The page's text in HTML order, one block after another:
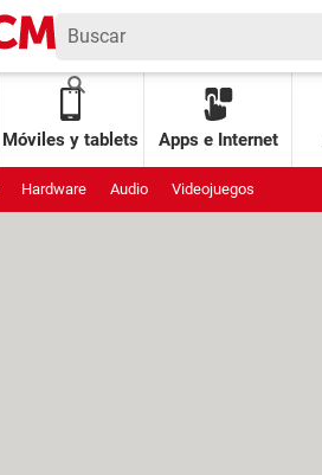
Móviles y tablets Apps e Internet
Hardware Audio Videojuegos